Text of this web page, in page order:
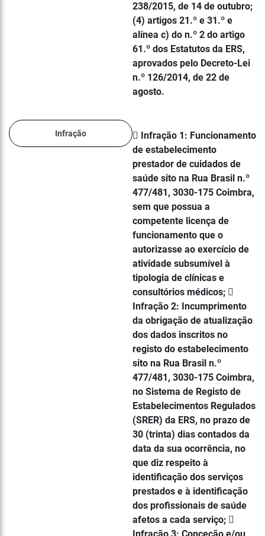
238/2015, de 14 de outubro;
(4) artigos 21.º e 31.º e
alínea c) do n.º 2 do artigo
61.º dos Estatutos da ERS,
aprovados pelo Decreto-Lei
n.º 126/2014, de 22 de
agosto.
Infração
 Infração 1: Funcionamento
de estabelecimento
prestador de cuidados de
saúde sito na Rua Brasil n.º
477/481, 3030-175 Coimbra,
sem que possua a
competente licença de
funcionamento que o
autorizasse ao exercício de
atividade subsumível à
tipologia de clínicas e
consultórios médicos; 
Infração 2: Incumprimento
da obrigação de atualização
dos dados inscritos no
registo do estabelecimento
sito na Rua Brasil n.º
477/481, 3030-175 Coimbra,
no Sistema de Registo de
Estabelecimentos Regulados
(SRER) da ERS, no prazo de
30 (trinta) dias contados da
data da sua ocorrência, no
que diz respeito à
identificação dos serviços
prestados e à identificação
dos profissionais de saúde
afetos a cada serviço; 